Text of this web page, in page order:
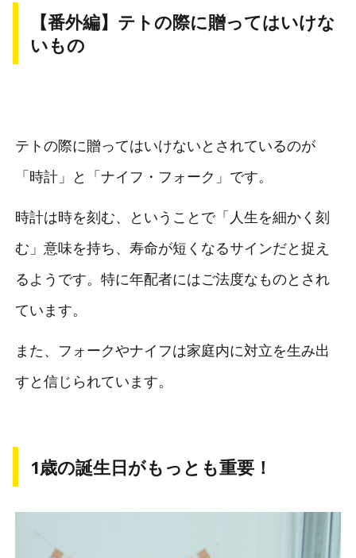
【番外編】テトの際に贈ってはいけな
いもの
テトの際に贈ってはいけないとされているのが
「時計」と「ナイフ・フォーク」です。
時計は時を刻む、ということで「人生を細かく刻
む」意味を持ち、寿命が短くなるサインだと捉え
るようです。特に年配者にはご法度なものとされ
ています。
また、フォークやナイフは家庭内に対立を生み出
すと信じられています。
1歳の誕生日がもっとも重要！